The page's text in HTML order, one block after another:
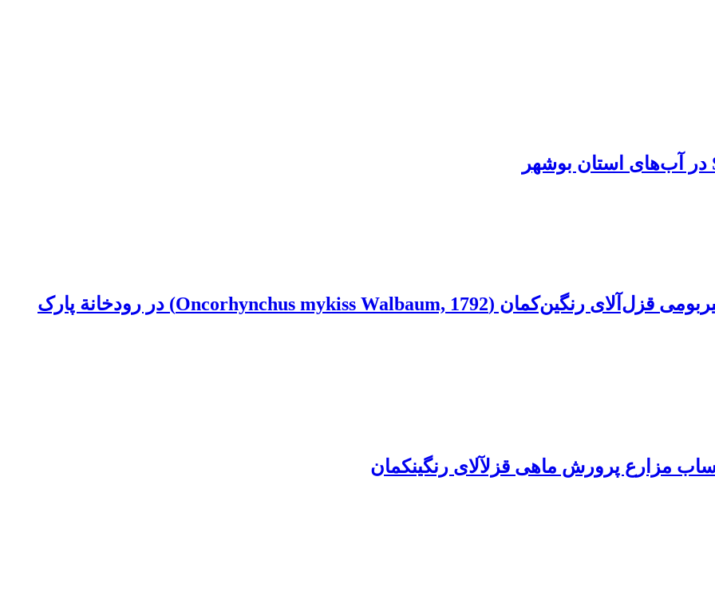
بررسی عادات و ارجحیت غذایی گونة ماهی غیربومی قزل‌آلای رنگین‌کمان (Oncorhynchus mykiss Walbaum, 1792) در رودخانة پارک
مزارع پرورش ماهی قزلآلای رنگینکمان